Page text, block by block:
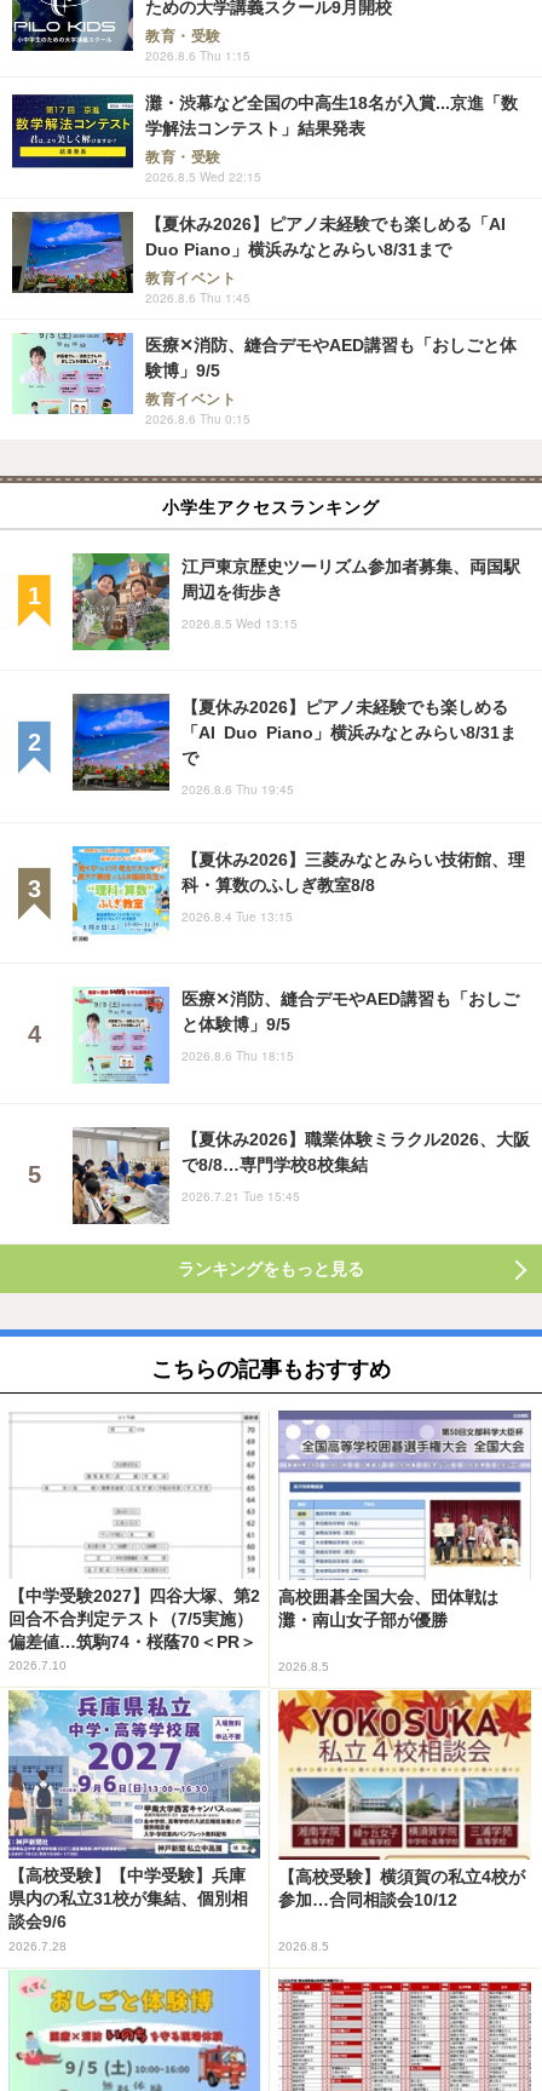
ための大学講義スクール9月開校
教育・受験
2026.8.6 Thu 1:15
灘・渋幕など全国の中高生18名が入賞...京進「数
学解法コンテスト」結果発表
教育・受験
2026.8.5 Wed 22:15
【夏休み2026】ピアノ未経験でも楽しめる「AI
Duo Piano」横浜みなとみらい8/31まで
教育イベント
2026.8.6 Thu 1:45
医療✕消防、縫合デモやAED講習も「おしごと体
験博」9/5
教育イベント
2026.8.6 Thu 0:15
小学生アクセスランキング
江戸東京歴史ツーリズム参加者募集、両国駅
周辺を街歩き
2026.8.5 Wed 13:15
【夏休み2026】ピアノ未経験でも楽しめる
「AI Duo Piano」横浜みなとみらい8/31ま
で
2026.8.6 Thu 19:45
【夏休み2026】三菱みなとみらい技術館、理
科・算数のふしぎ教室8/8
2026.8.4 Tue 13:15
医療✕消防、縫合デモやAED講習も「おしご
と体験博」9/5
2026.8.6 Thu 18:15
【夏休み2026】職業体験ミラクル2026、大阪
で8/8…専門学校8校集結
2026.7.21 Tue 15:45
ランキングをもっと見る
こちらの記事もおすすめ
【中学受験2027】四谷大塚、第2
回合不合判定テスト（7/5実施）
偏差値…筑駒74・桜蔭70＜PR＞
2026.7.10
高校囲碁全国大会、団体戦は
灘・南山女子部が優勝
2026.8.5
【高校受験】【中学受験】兵庫
県内の私立31校が集結、個別相
談会9/6
2026.7.28
【高校受験】横須賀の私立4校が
参加…合同相談会10/12
2026.8.5